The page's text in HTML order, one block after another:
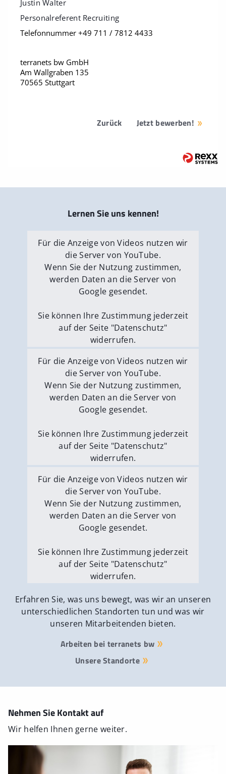
Justin Walter
Personalreferent Recruiting
Telefonnummer +49 711 / 7812 4433
terranets bw GmbH
Am Wallgraben 135
70565 Stuttgart
Zurück Jetzt bewerben!
Lernen Sie uns kennen!
Für die Anzeige von Videos nutzen wir
die Server von YouTube.
Wenn Sie der Nutzung zustimmen,
werden Daten an die Server von
Google gesendet.
Sie können Ihre Zustimmung jederzeit
auf der Seite "Datenschutz"
widerrufen.
Externe Medien erlauben
Für die Anzeige von Videos nutzen wir
die Server von YouTube.
Wenn Sie der Nutzung zustimmen,
werden Daten an die Server von
Google gesendet.
Sie können Ihre Zustimmung jederzeit
auf der Seite "Datenschutz"
widerrufen.
Externe Medien erlauben
Für die Anzeige von Videos nutzen wir
die Server von YouTube.
Wenn Sie der Nutzung zustimmen,
werden Daten an die Server von
Google gesendet.
Sie können Ihre Zustimmung jederzeit
auf der Seite "Datenschutz"
widerrufen.
Externe Medien erlauben
Erfahren Sie, was uns bewegt, was wir an unseren
unterschiedlichen Standorten tun und was wir
unseren Mitarbeitenden bieten.
Arbeiten bei terranets bw
Unsere Standorte
Nehmen Sie Kontakt auf
Wir helfen Ihnen gerne weiter.